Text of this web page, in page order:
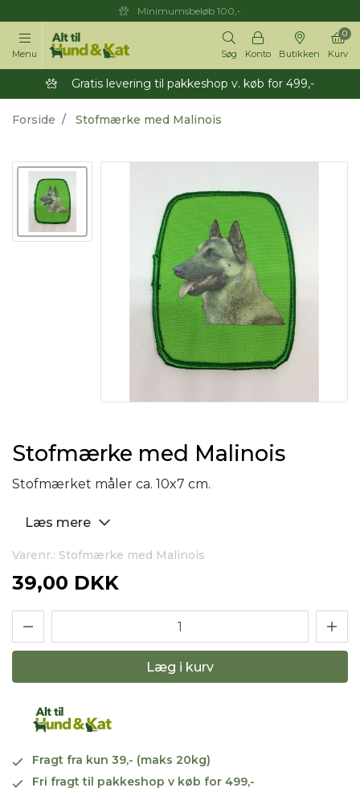
Minimumsbeløb 100,-
Menu Søg Konto Butikken Kurv
0
Gratis levering til pakkeshop v. køb for 499,-
Forside Stofmærke med Malinois
Stofmærke med Malinois
Stofmærket måler ca. 10x7 cm.
Læs mere
Varenr.: Stofmærke med Malinois
39,00 DKK
Læg i kurv
Fragt fra kun 39,- (maks 20kg)
Fri fragt til pakkeshop v køb for 499,-